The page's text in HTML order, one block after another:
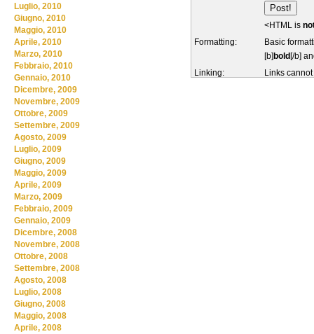
<HTML is
Formatting:
Basic
[b] bold [/b]
Linking:
Links
Luglio, 2010
Giugno, 2010
Maggio, 2010
Aprile, 2010
Marzo, 2010
Febbraio, 2010
Gennaio, 2010
Dicembre, 2009
Novembre, 2009
Ottobre, 2009
Settembre, 2009
Agosto, 2009
Luglio, 2009
Giugno, 2009
Maggio, 2009
Aprile, 2009
Marzo, 2009
Febbraio, 2009
Gennaio, 2009
Dicembre, 2008
Novembre, 2008
Ottobre, 2008
Settembre, 2008
Agosto, 2008
Luglio, 2008
Giugno, 2008
Maggio, 2008
Aprile, 2008